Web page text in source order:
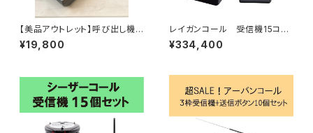
【美品アウトレット】呼び出し機
ページャー スカイコール5個セ
ット 飲食店
¥19,800
レイガンコール 受信機15コセ
ット
¥334,400